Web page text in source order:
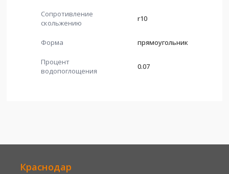
Сопротивление
скольжению
r10
Форма прямоугольник
Процент
водопоглощения
0.07
Краснодар